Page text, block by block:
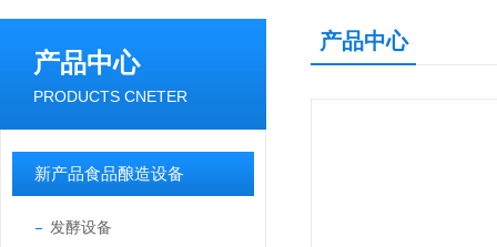
产品中心
PRODUCTS CNETER
新产品食品酿造设备
发酵设备
产品中心